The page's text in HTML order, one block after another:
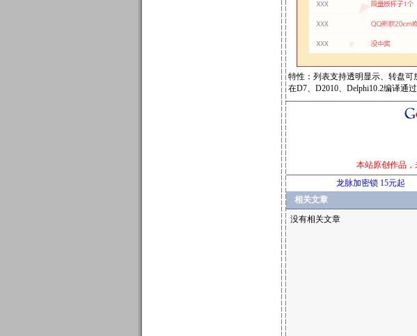
特性：列表支持透明显示、转盘可
在D7、D2010、Delphi10.2编译通
本站原创作品
龙脉加密锁 15元起
相关文章
没有相关文章